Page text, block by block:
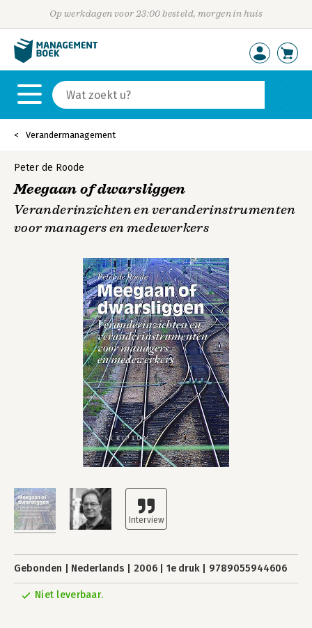
Op werkdagen voor 23:00 besteld, morgen in huis
Verandermanagement
Peter de Roode
Meegaan of dwarsliggen
Veranderinzichten en veranderinstrumenten
voor managers en medewerkers
Gebonden Nederlands 2006 1e druk 9789055944606
Niet leverbaar.